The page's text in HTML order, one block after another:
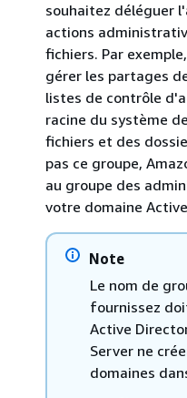
souhaitez déléguer
actions
fichiers. Par
gérer les partages
listes de contrôle
racine du système
fichiers et des
pas ce groupe,
au groupe des
votre domaine
Note
Le nom de
fournissez
Active
Server ne
domaines